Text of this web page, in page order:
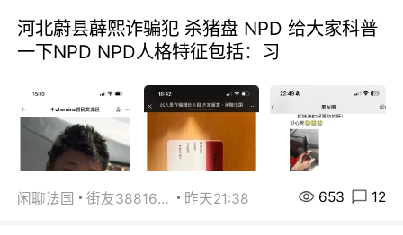
河北蔚县薜熙诈骗犯 杀猪盘 NPD 给大家科普
一下NPD NPD人格特征包括：习
闲聊法国 街友38816967 昨天21:38 653 12